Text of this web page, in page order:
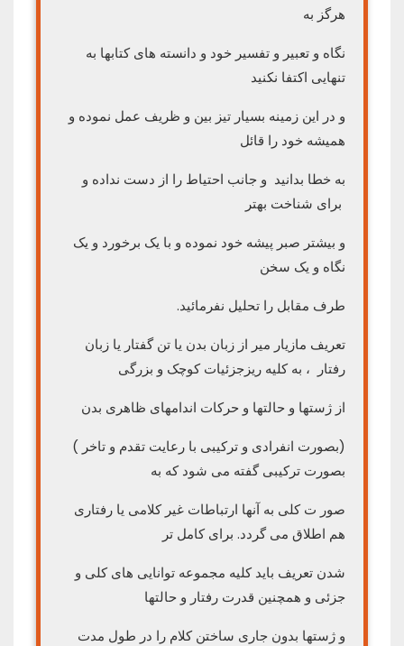
هرگز به
نگاه و تعبیر و تفسیر خود و دانسته های کتابها به
تنهایی اکتفا نکنید
و در این زمینه بسیار تیز بین و ظریف عمل نموده و
همیشه خود را قائل
به خطا بدانید و جانب احتیاط را از دست نداده و
برای شناخت بهتر
و بیشتر صبر پیشه خود نموده و با یک برخورد و یک
نگاه و یک سخن
طرف مقابل را تحلیل نفرمائید.
تعریف مازیار میر از زبان بدن یا تن گفتار یا زبان
رفتار ، به کلیه ریزجزئیات کوچک و بزرگی
از ژستها و حالتها و حرکات اندامهای ظاهری بدن
(بصورت انفرادی و ترکیبی با رعایت تقدم و تاخر )
بصورت ترکیبی گفته می شود که به
صور ت کلی به آنها ارتباطات غیر کلامی یا رفتاری
هم اطلاق می گردد. برای کامل تر
شدن تعریف باید کلیه مجموعه توانایی های کلی و
جزئی و همچنین قدرت رفتار و حالتها
و ژستها بدون جاری ساختن کلام را در طول مدت